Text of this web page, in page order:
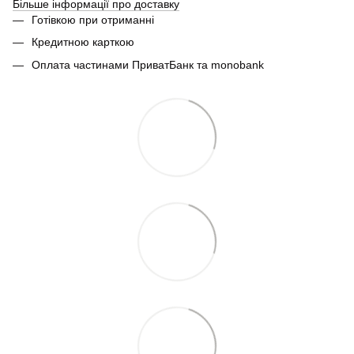
Більше інформації про доставку
Готівкою при отриманні
Кредитною карткою
Оплата частинами ПриватБанк та monobank